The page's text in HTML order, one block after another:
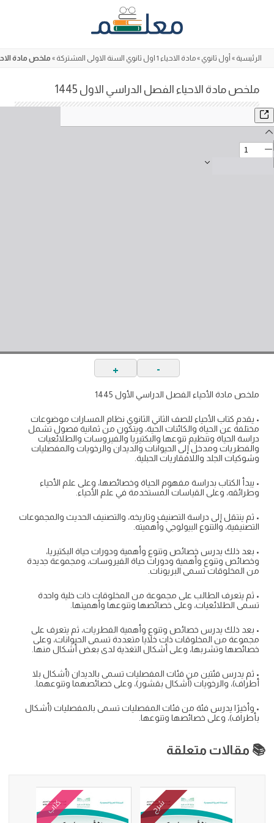
الرئيسية » أول ثانوي »مادة الاحياء 1 اول ثانوي السنة الاولى المشتركة » ملخص مادة
ملخص مادة الاحياء الفصل الدراسي الاول 1445
-
+
ملخص مادة الأحياء الفصل الدراسي الأول 1445
• يقدم كتاب الأحياء للصف الثاني الثانوي نظام المسارات موضوعات
مختلفة عن الحياة والكائنات الحية، ويتكون من ثمانية فصول تشمل
دراسة الحياة وتنظيم تنوعها والبكتيريا والفيروسات والطلائعيات
والفطريات ومدخل إلى الحيوانات والديدان والرخويات والمفصليات
وشوكيات الجلد واللافقاريات الحبلية.
• يبدأ الكتاب بدراسة مفهوم الحياة وخصائصها، وعلى علم الأحياء
وطرائقه، وعلى القياسات المستخدمة في علم الأحياء.
• ثم ينتقل إلى دراسة التصنيف وتاريخه، والتصنيف الحديث والمجموعات
التصنيفية، والتنوع البيولوجي وأهميته.
• بعد ذلك يدرس خصائص وتنوع وأهمية ودورات حياة البكتيريا،
وخصائص وتنوع وأهمية ودورات حياة الفيروسات، ومجموعة جديدة
من المخلوقات تسمى البريونات.
• ثم يتعرف الطالب على مجموعة من المخلوقات ذات خلية واحدة
تسمى الطلائعيات، وعلى خصائصها وتنوعها وأهميتها.
• بعد ذلك يدرس خصائص وتنوع وأهمية الفطريات، ثم يتعرف على
مجموعة من المخلوقات ذات خلايا متعددة تسمى الحيوانات، وعلى
خصائصها وتشربها، وعلى أشكال التغذية لدى بعض أشكال منها.
• ثم يدرس فئتين من فئات المفصليات تسمى بالديدان (أشكال بلا
أطراف)، والرخويات (أشكال بقشور)، وعلى خصائصهما وتنوعهما.
• وأخيرًا يدرس فئة من فئات المفصليات تسمى بالمفصليات (أشكال
بأطراف)، وعلى خصائصها وتنوعها.
📚 مقالات متعلقة
شرح كتاب